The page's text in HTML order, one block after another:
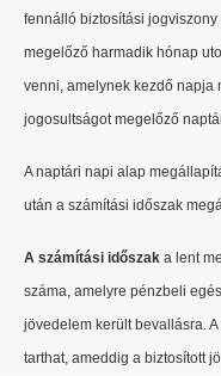
fennálló biztosítási
megelőző harmadik hónap
venni, amelynek kezdő napja
jogosultságot megelőző
A naptári napi alap
után a számítási időszak
A számítási időszak a lent
száma, amelyre pénzbeli
jövedelem került bevallásra.
tarthat, ameddig a biztosított